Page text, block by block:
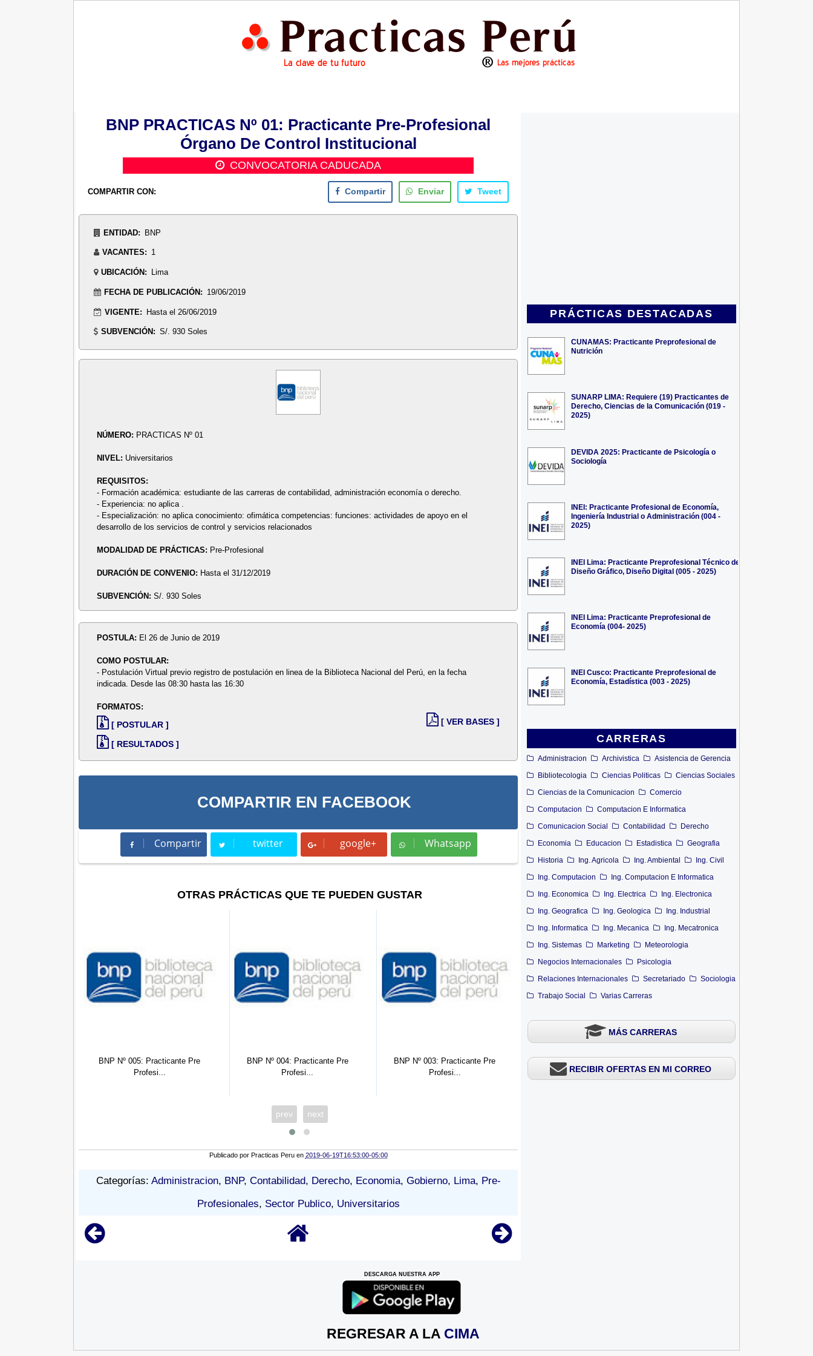
PRÁCTICAS DESTACADAS
CUNAMAS: Practicante Preprofesional de
Nutrición
SUNARP LIMA: Requiere (19) Practicantes de
Derecho, Ciencias de la Comunicación (019 -
2025)
DEVIDA 2025: Practicante de Psicología o
Sociología
INEI: Practicante Profesional de Economía,
Ingeniería Industrial o Administración (004 -
2025)
INEI Lima: Practicante Preprofesional Técnico de
Diseño Gráfico, Diseño Digital (005 - 2025)
INEI Lima: Practicante Preprofesional de
Economía (004- 2025)
INEI Cusco: Practicante Preprofesional de
Economía, Estadística (003 - 2025)
CARRERAS
Administracion Archivistica
Asistencia de Gerencia
Bibliotecologia
Ciencias Politicas
Ciencias Sociales
Ciencias de la Comunicacion
Comercio
Computacion
Computacion E Informatica
Comunicacion Social
Contabilidad
Derecho
Economia
Educacion Estadistica
Geografia
Historia
Ing. Agricola Ing. Ambiental
Ing. Civil
Ing. Computacion
Ing. Computacion E Informatica
Ing. Economica
Ing. Electrica
Ing. Electronica
Ing. Geografica
Ing. Geologica
Ing. Industrial
Ing. Informatica
Ing. Mecanica
Ing. Mecatronica
Ing. Sistemas
Marketing
Meteorologia
Negocios Internacionales
Psicologia
Relaciones Internacionales
Secretariado
Sociologia
Trabajo Social
Varias Carreras
MÁS CARRERAS
RECIBIR OFERTAS EN MI CORREO
BNP PRACTICAS Nº 01: Practicante Pre-Profesional
Órgano De Control Institucional
CONVOCATORIA CADUCADA
COMPARTIR CON: Compartir Enviar Tweet
ENTIDAD: BNP
VACANTES: 1
UBICACIÓN: Lima
FECHA DE PUBLICACIÓN: 19/06/2019
VIGENTE: Hasta el 26/06/2019
SUBVENCIÓN: S/. 930 Soles
NÚMERO: PRACTICAS Nº 01
NIVEL: Universitarios
REQUISITOS:
- Formación académica: estudiante de las carreras de contabilidad, administración economía o derecho.
- Experiencia: no aplica .
- Especialización: no aplica conocimiento: ofimática competencias: funciones: actividades de apoyo en el
desarrollo de los servicios de control y servicios relacionados
MODALIDAD DE PRÁCTICAS: Pre-Profesional
DURACIÓN DE CONVENIO: Hasta el 31/12/2019
SUBVENCIÓN:S/. 930 Soles
POSTULA: El 26 de Junio de 2019
COMO POSTULAR:
- Postulación Virtual previo registro de postulación en linea de la Biblioteca Nacional del Perú, en la fecha
indicada. Desde las 08:30 hasta las 16:30
FORMATOS:
[ POSTULAR ]
[ RESULTADOS ]
[ VER BASES ]
COMPARTIR EN FACEBOOK
Compartir
Compartir twitter
Tweet google+ Whatsapp
Whatsapp
OTRAS PRÁCTICAS QUE TE PUEDEN GUSTAR
BNP Nº 005: Practicante Pre
Profesi...
BNP Nº 004: Practicante Pre
Profesi...
BNP Nº 003: Practicante Pre
Profesi...
BNP Nº 004: Practicante De
Secretar...
BNP Nº 002: Practicante Pre
prev next
Publicado por Practicas Peru en 2019-06-19T16:53:00-05:00
Categorías: Administracion, BNP, Contabilidad, Derecho, Economia, Gobierno, Lima, Pre-
Profesionales, Sector Publico, Universitarios
DESCARGA NUESTRA APP
REGRESAR A LA CIMA